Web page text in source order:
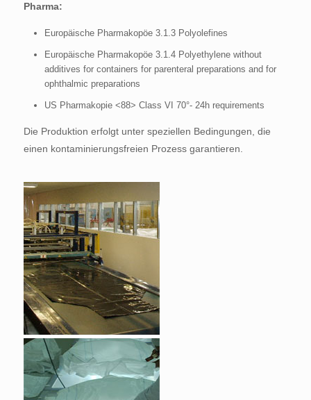
Pharma:
Europäische Pharmakopöe 3.1.3 Polyolefines
Europäische Pharmakopöe 3.1.4 Polyethylene without
additives for containers for parenteral preparations and for
ophthalmic preparations
US Pharmakopie <88> Class VI 70°- 24h requirements
Die Produktion erfolgt unter speziellen Bedingungen, die
einen kontaminierungsfreien Prozess garantieren.